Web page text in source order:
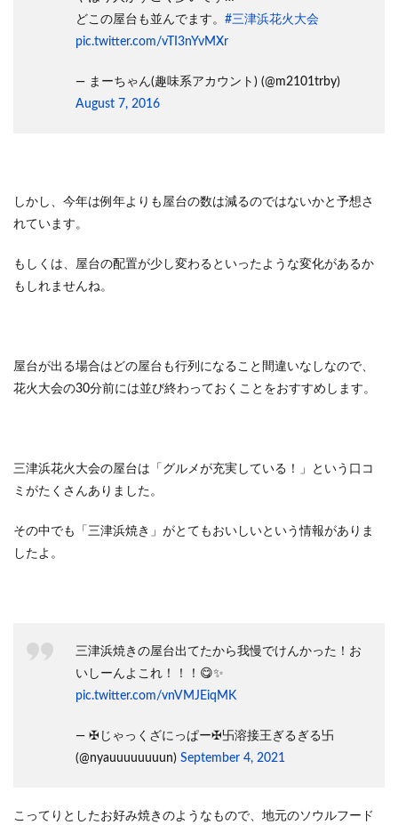
どこの屋台も並んでます。 #三津浜花火大会
pic.twitter.com/vTI3nYvMXr
— まーちゃん(趣味系アカウント) (@m2101trby)
August 7, 2016
しかし、今年は例年よりも屋台の数は減るのではないかと予想さ
れています。
もしくは、屋台の配置が少し変わるといったような変化があるか
もしれませんね。
屋台が出る場合はどの屋台も行列になること間違いなしなので、
花火大会の30分前には並び終わっておくことをおすすめします。
三津浜花火大会の屋台は「グルメが充実している！」という口コ
ミがたくさんありました。
その中でも「三津浜焼き」がとてもおいしいという情報がありま
したよ。
三津浜焼きの屋台出てたから我慢でけんかった！お
いしーんよこれ！！！😋✨
pic.twitter.com/vnVMJEiqMK
— ✠じゃっくざにっぱー✠卐溶接王ぎるぎる卐
(@nyauuuuuuuun) September 4, 2021
こってりとしたお好み焼きのようなもので、地元のソウルフード